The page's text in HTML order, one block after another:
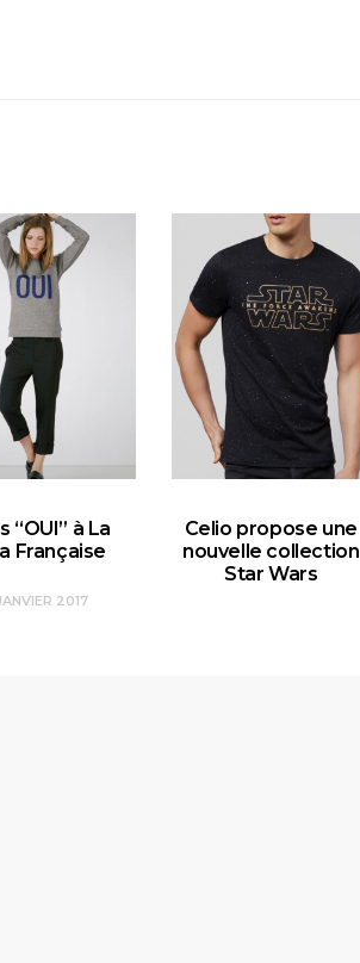
“OUI” à La
Française
2017
Celio propose une
nouvelle collection
Star Wars